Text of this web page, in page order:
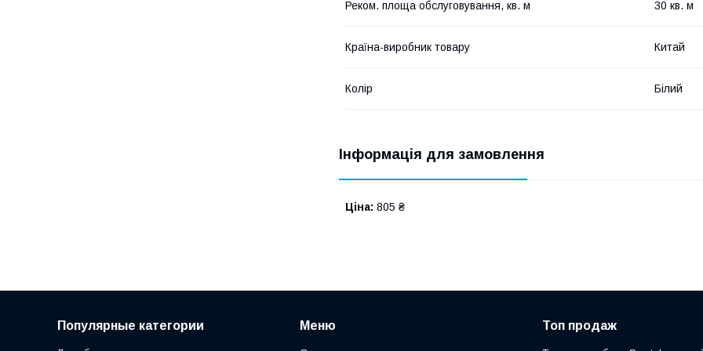
Реком. площа обслуговування, кв. м 30 кв. м
Країна-виробник товару Китай
Колір Білий
Інформація для замовлення
Ціна: 805 ₴
Популярные категории Меню Топ продаж